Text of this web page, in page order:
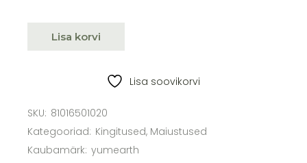
Lisa korvi
Lisa soovikorvi
SKU: 81016501020
Kategooriad: Kingitused, Maiustused
Kaubamärk: yumearth